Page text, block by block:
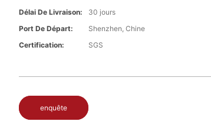
Délai De Livraison:
30 jours
Port De Départ:
Shenzhen, Chine
Certification:
SGS
enquête